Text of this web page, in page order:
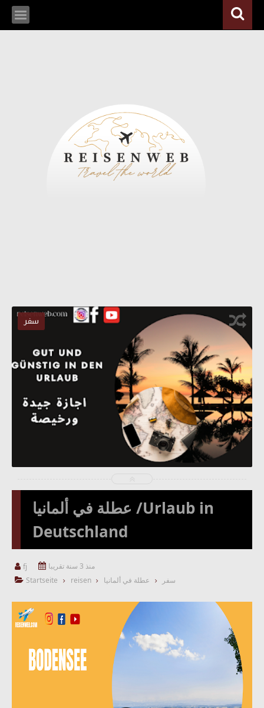
سفر
fj
شاهد الموضوع
عطلة في ألمانيا /Urlaub in
Deutschland
 fj  منذ 3 سنة تقريبا
 Startseite reisen سفر عطلة في ألمانيا